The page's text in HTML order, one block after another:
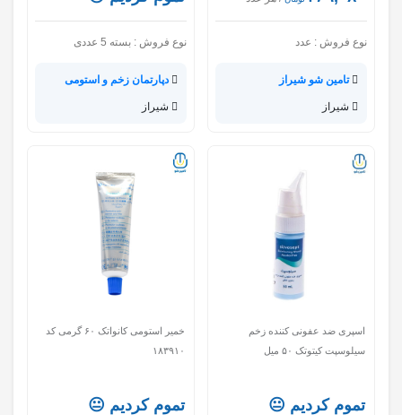
نوع فروش : عدد
تامین شو شیراز
شیراز
نوع فروش : بسته 5 عددی
دپارتمان زخم و استومی
شیراز
اسپری ضد عفونی کننده زخم
سیلوسپت کیتوتک ۵۰ میل
تموم کردیم 😐
خمیر استومی کانواتک ۶۰ گرمی کد
۱۸۳۹۱۰
تموم کردیم 😐